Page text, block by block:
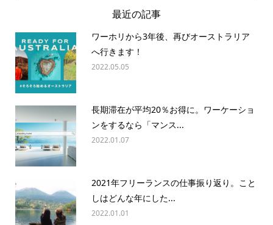
最近の記事
ワーホリから3年後、再びオーストラリア
へ行きます！
2022.05.05
長期滞在が平均20％お得に。ワーケーショ
ンをするなら「マンス...
2022.01.07
2021年フリーランスの仕事振り返り。こと
しはどんな年にした...
2022.01.01